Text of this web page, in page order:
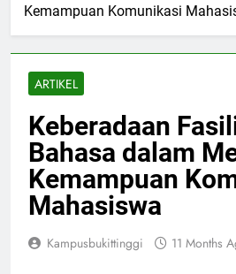
Kemampuan Komunikasi
ARTIKEL
Keberadaan
Bahasa dalam
Kemampuan
Mahasiswa
Kampusbukittinggi 11 Months